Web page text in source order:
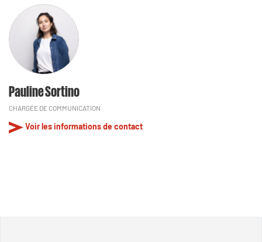
Pauline Sortino
CHARGÉE DE COMMUNICATION
Voir les informations de contact